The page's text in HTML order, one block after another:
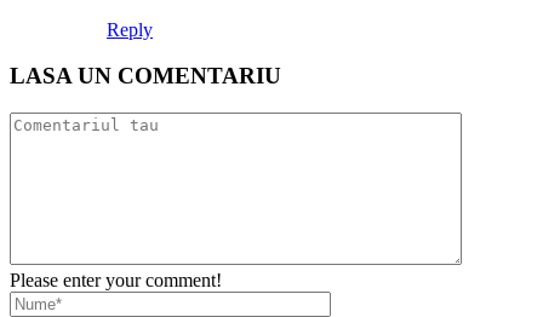
Reply
LASA UN COMENTARIU
Please enter your comment!